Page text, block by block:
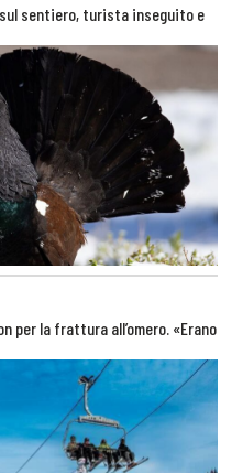
sul sentiero, turista inseguito e
per la frattura all’omero. «Erano